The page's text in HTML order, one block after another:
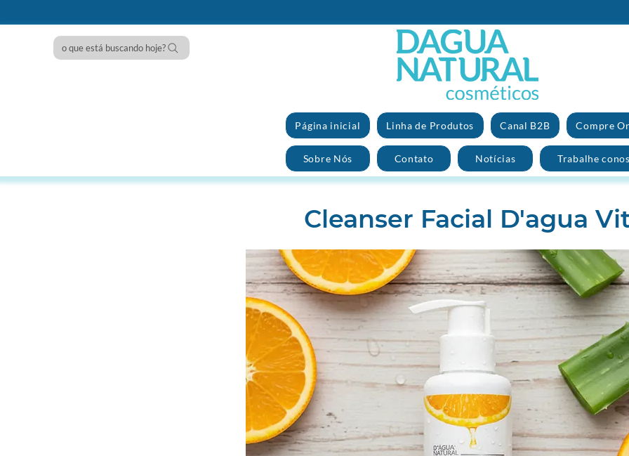
o que está buscando hoje?
Página inicial Linha de Produtos Canal B2B Compre
Sobre Nós Contato Notícias Trabalhe
Cleanser Facial D'agua